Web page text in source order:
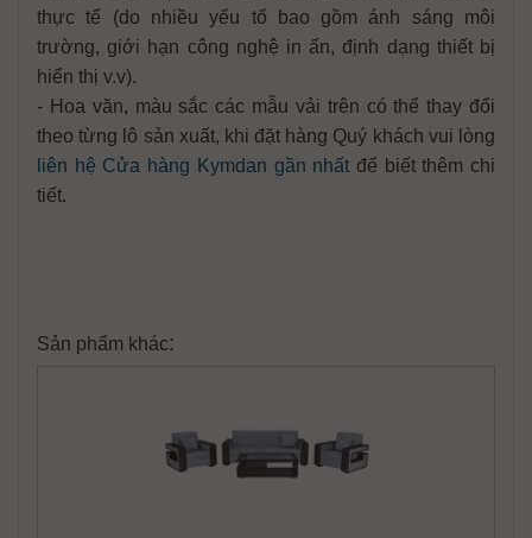
thực tế (do nhiều yếu tố bao gồm ánh sáng môi
trường, giới hạn công nghệ in ấn, định dạng thiết bị
hiển thị v.v).
- Hoa văn, màu sắc các mẫu vải trên có thể thay đổi
theo từng lô sản xuất, khi đặt hàng Quý khách vui lòng
liên hệ Cửa hàng Kymdan gần nhất để biết thêm chi
tiết.
Sản phẩm khác: